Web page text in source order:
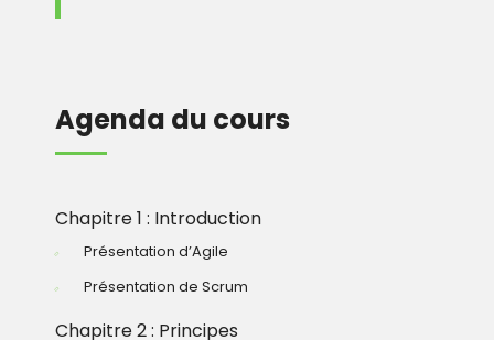
Agenda du cours
Chapitre 1 : Introduction
Présentation d’Agile
Présentation de Scrum
Chapitre 2 : Principes